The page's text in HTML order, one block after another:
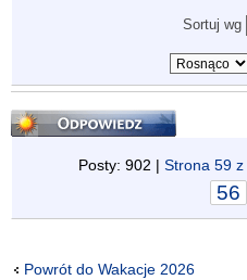
Sortuj wg
Odpowiedz
Posty: 902 | Strona 59 z
56
Powrót do Wakacje 2026